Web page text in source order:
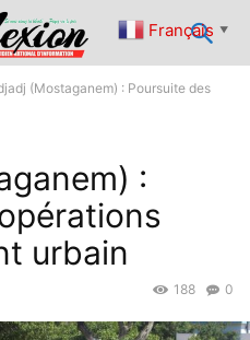
(Mostaganem) : Poursuite des
:
urbain
0
188
Français ▼